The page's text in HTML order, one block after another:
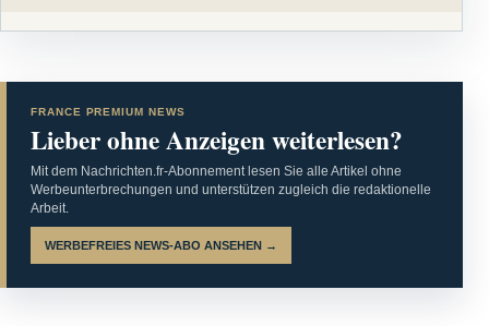
FRANCE PREMIUM NEWS
Lieber ohne Anzeigen weiterlesen?
Mit dem Nachrichten.fr-Abonnement lesen Sie alle Artikel ohne
Werbeunterbrechungen und unterstützen zugleich die redaktionelle
Arbeit.
WERBEFREIES NEWS-ABO ANSEHEN →